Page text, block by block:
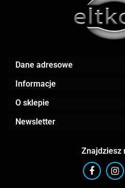
Apple
Dane adresowe
Informacje
O sklepie
Newsletter
Znajdziesz